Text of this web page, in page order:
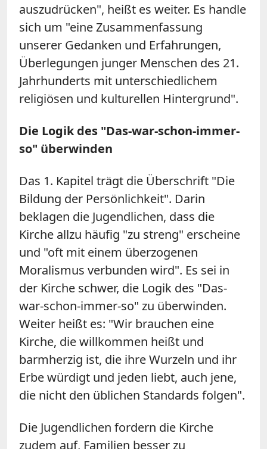
auszudrücken", heißt es weiter. Es handle
sich um "eine Zusammenfassung
unserer Gedanken und Erfahrungen,
Überlegungen junger Menschen des 21.
Jahrhunderts mit unterschiedlichem
religiösen und kulturellen Hintergrund".
Die Logik des "Das-war-schon-immer-
so" überwinden
Das 1. Kapitel trägt die Überschrift "Die
Bildung der Persönlichkeit". Darin
beklagen die Jugendlichen, dass die
Kirche allzu häufig "zu streng" erscheine
und "oft mit einem überzogenen
Moralismus verbunden wird". Es sei in
der Kirche schwer, die Logik des "Das-
war-schon-immer-so" zu überwinden.
Weiter heißt es: "Wir brauchen eine
Kirche, die willkommen heißt und
barmherzig ist, die ihre Wurzeln und ihr
Erbe würdigt und jeden liebt, auch jene,
die nicht den üblichen Standards folgen".
Die Jugendlichen fordern die Kirche
zudem auf, Familien besser zu